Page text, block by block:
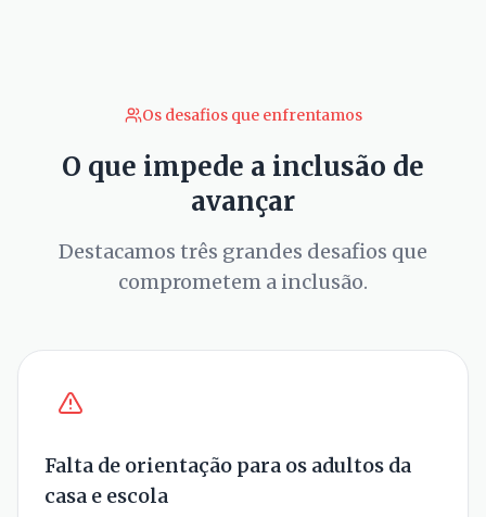
Os desafios que enfrentamos
O que impede a inclusão de
avançar
Destacamos três grandes desafios que
comprometem a inclusão.
Falta de orientação para os adultos da
casa e escola